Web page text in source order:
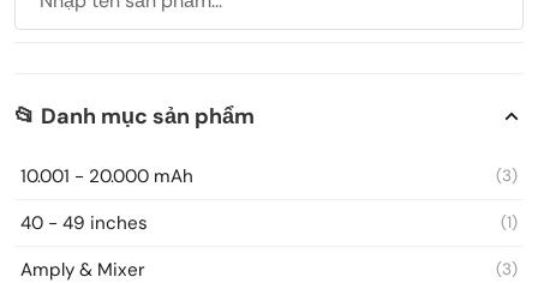
📂 Danh mục sản phẩm
10.001 - 20.000 mAh (3)
40 - 49 inches (1)
Amply & Mixer (3)